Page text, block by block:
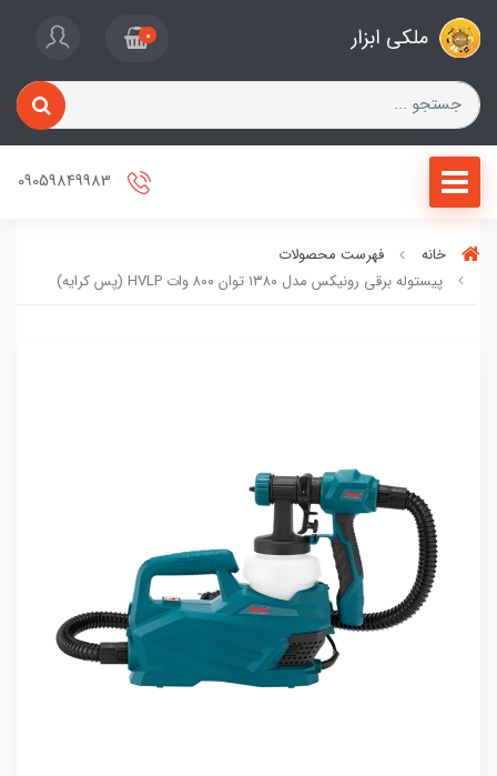
ملکی ابزار 0
خانه
فهرست محصولات
پیستوله برقی رونیکس مدل ۱۳۸۰ توان ۸۰۰ وات HVLP (پس کرایه)